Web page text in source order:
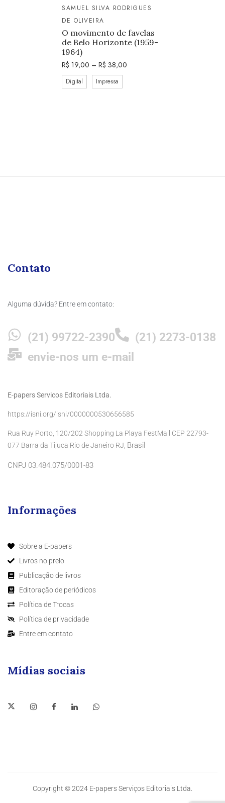
SAMUEL SILVA RODRIGUES
DE OLIVEIRA
O movimento de favelas
de Belo Horizonte (1959-
1964)
R$ 19,00 – R$ 38,00
Digital Impressa
Contato
Alguma dúvida? Entre em contato:
(21) 99722-2390
(21) 2273-0138
envie-nos um e-mail
E-papers Servicos Editoriais Ltda.
https://isni.org/isni/0000000530656585
Rua Ruy Porto, 120/202 Shopping La Playa FestMall CEP 22793-
077 Barra da Tijuca Rio de Janeiro RJ, Brasil
CNPJ 03.484.075/0001-83
Informações
Sobre a E-papers
Livros no prelo
Publicação de livros
Editoração de periódicos
Política de Trocas
Política de privacidade
Entre em contato
Mídias sociais
Copyright © 2024 E-papers Serviços Editoriais Ltda.